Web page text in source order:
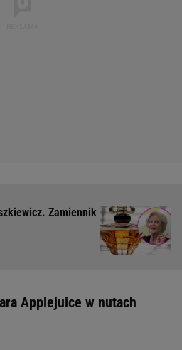
Zamiennik
Applejuice w nutach